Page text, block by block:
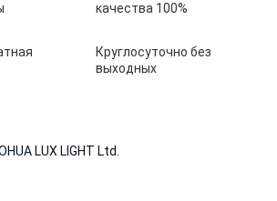
качества 100%
Круглосуточно без
выходных
LUX LIGHT Ltd.